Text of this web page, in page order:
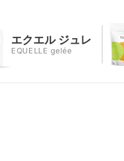
エクエル ジュレ
EQUELLE gelée